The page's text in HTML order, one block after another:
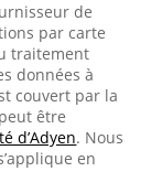
de
par carte
traitement
données à
couvert par la
être
d’Adyen. Nous
en